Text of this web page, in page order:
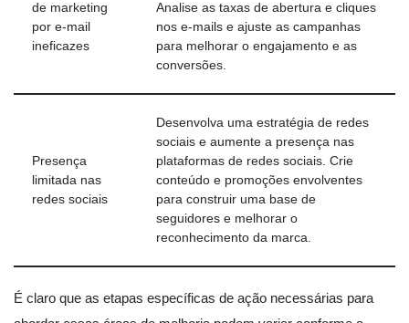
de marketing
por e-mail
ineficazes
Analise as taxas de abertura e cliques
nos e-mails e ajuste as campanhas
para melhorar o engajamento e as
conversões.
Presença
limitada nas
redes sociais
Desenvolva uma estratégia de redes
sociais e aumente a presença nas
plataformas de redes sociais. Crie
conteúdo e promoções envolventes
para construir uma base de
seguidores e melhorar o
reconhecimento da marca.
É claro que as etapas específicas de ação necessárias para